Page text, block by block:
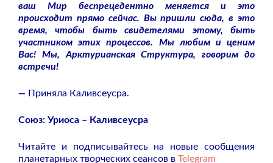
ваш Мир беспрецедентно меняется и это
происходит прямо сейчас. Вы пришли сюда, в это
время, чтобы быть свидетелями этому, быть
участником этих процессов. Мы любим и ценим
Вас! Мы, Арктурианская Структура, говорим до
встречи!
— Приняла Каливсеусра.
Союз: Уриоса – Каливсеусра
Читайте и подписывайтесь на новые сообщения
планетарных творческих сеансов в Telegram